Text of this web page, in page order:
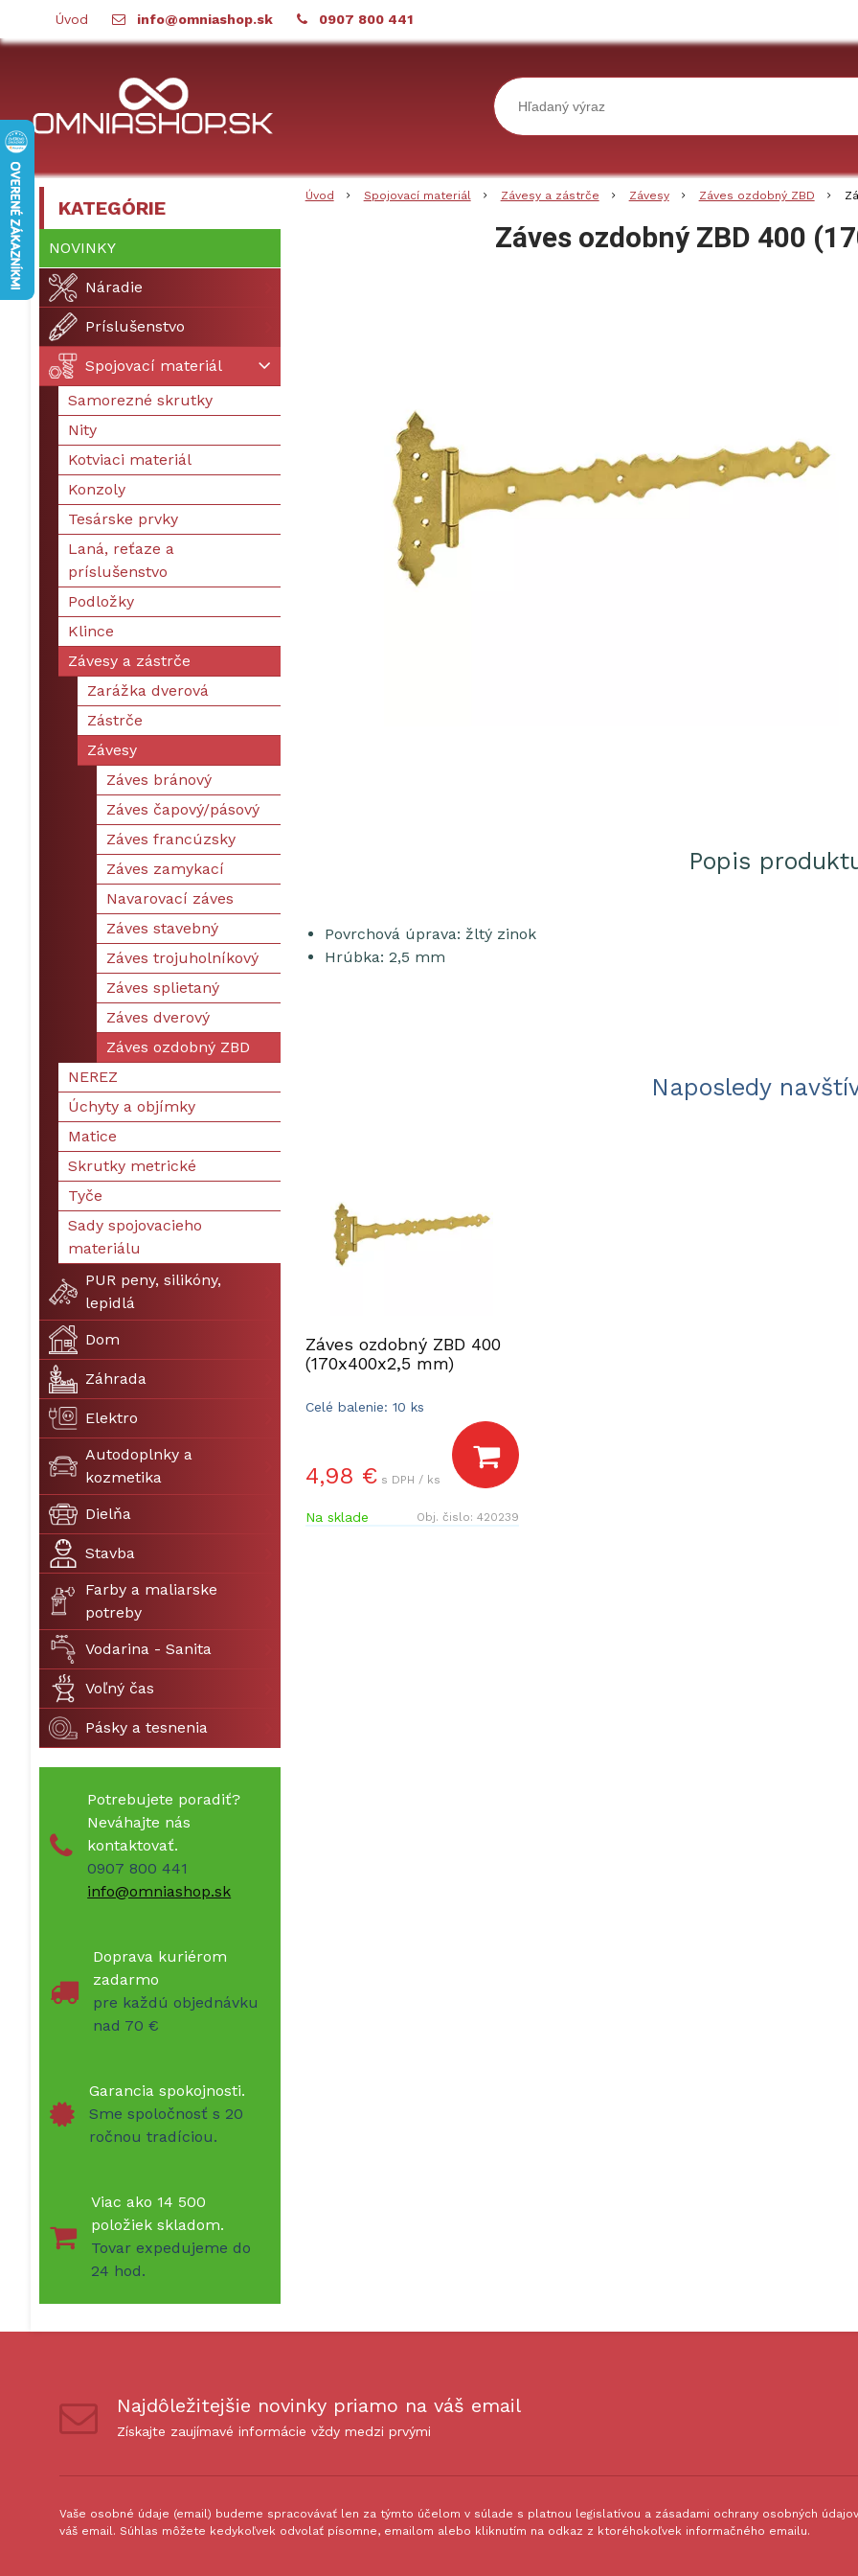
Úvod info@omniashop.sk 0907 800 441
Úvod Spojovací materiál Závesy a zástrče Závesy Záves ozdobný ZBD
Záves ozdobný ZBD 400
Popis
Povrchová úprava: žltý zinok
Hrúbka: 2,5 mm
Naposledy
Záves ozdobný ZBD 400
(170x400x2,5 mm)
Celé balenie: 10 ks
4,98 € s DPH / ks
Na sklade Obj. čislo:420239
KATEGÓRIE
NOVINKY
Náradie
Príslušenstvo
Spojovací materiál
Samorezné skrutky
Nity
Kotviaci materiál
Konzoly
Tesárske prvky
Laná, reťaze a
príslušenstvo
Podložky
Klince
Závesy a zástrče
Zarážka dverová
Zástrče
Závesy
Záves bránový
Záves čapový/pásový
Záves francúzsky
Záves zamykací
Navarovací záves
Záves stavebný
Záves trojuholníkový
Záves splietaný
Záves dverový
Záves ozdobný ZBD
NEREZ
Úchyty a objímky
Matice
Skrutky metrické
Tyče
Sady spojovacieho
materiálu
PUR peny, silikóny,
lepidlá
Dom
Záhrada
Elektro
Autodoplnky a
kozmetika
Dielňa
Stavba
Farby a maliarske
potreby
Vodarina - Sanita
Voľný čas
Pásky a tesnenia
Potrebujete poradiť?
Neváhajte nás
kontaktovať.
0907 800 441
info@omniashop.sk
Doprava kuriérom
zadarmo
pre každú objednávku
nad 70 €
Garancia spokojnosti.
Sme spoločnosť s 20
ročnou tradíciou.
Viac ako 14 500
položiek skladom.
Tovar expedujeme do
24 hod.
Najdôležitejšie novinky priamo na váš email
Získajte zaujímavé informácie vždy medzi prvými
Vaše osobné údaje (email) budeme spracovávať len za týmto účelom v súlade s platnou legislatívou a zásadami ochrany osobných
váš email. Súhlas môžete kedykoľvek odvolať písomne, emailom alebo kliknutím na odkaz z ktoréhokoľvek informačného emailu.